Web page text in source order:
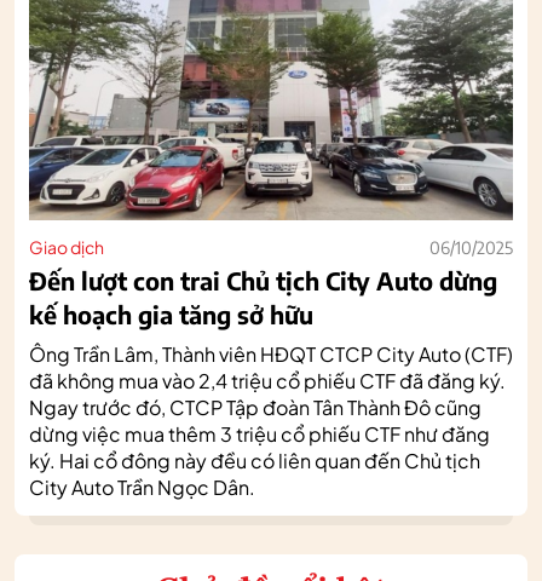
Giao dịch 06/10/2025
Đến lượt con trai Chủ tịch City Auto dừng
kế hoạch gia tăng sở hữu
Ông Trần Lâm, Thành viên HĐQT CTCP City Auto (CTF)
đã không mua vào 2,4 triệu cổ phiếu CTF đã đăng ký.
Ngay trước đó, CTCP Tập đoàn Tân Thành Đô cũng
dừng việc mua thêm 3 triệu cổ phiếu CTF như đăng
ký. Hai cổ đông này đều có liên quan đến Chủ tịch
City Auto Trần Ngọc Dân.